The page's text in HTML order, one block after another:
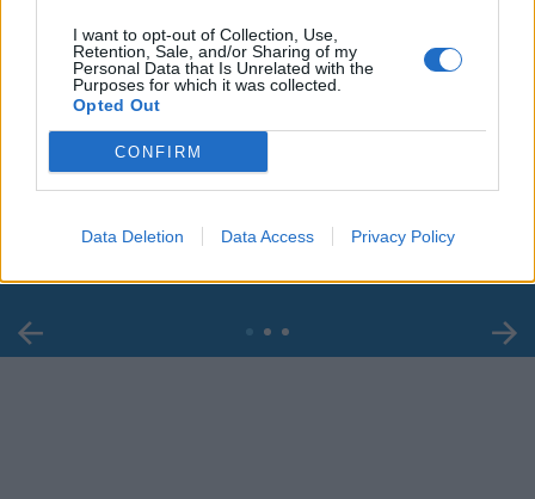
I want to opt-out of Collection, Use,
Retention, Sale, and/or Sharing of my
Personal Data that Is Unrelated with the
Purposes for which it was collected.
Opted Out
CONFIRM
Data Deletion Data Access Privacy Policy
00:00 01:16
in ospedale. Le dichiarazioni ai giornalisti